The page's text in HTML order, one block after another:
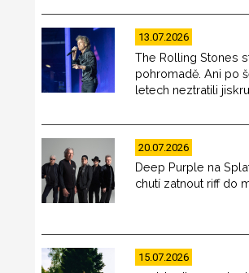
13.07.2026
The Rolling Stones
pohromadě. Ani po
letech neztratili jiskru
20.07.2026
Deep Purple na
chutí zatnout riff do
15.07.2026